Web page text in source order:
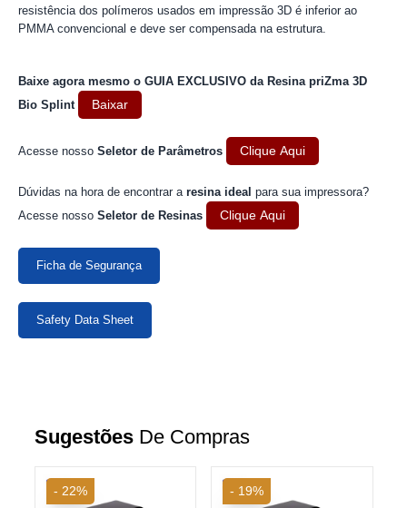
resistência dos polímeros usados em impressão 3D é inferior ao
PMMA convencional e deve ser compensada na estrutura.
Baixe agora mesmo o GUIA EXCLUSIVO da Resina priZma 3D
Bio Splint
Baixar
Acesse nosso Seletor de Parâmetros Clique Aqui
Dúvidas na hora de encontrar a resina ideal para sua impressora?
Acesse nosso Seletor de Resinas Clique Aqui
Ficha de Segurança
Safety Data Sheet
PROPRIEDADE
Média de avaliações
avaliações )
SugestõesDe Compras
- 22% - 19%